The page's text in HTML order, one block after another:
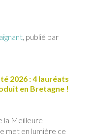
, publié par
2026 : 4 lauréats
en Bretagne !
la Meilleure
met en lumière ce